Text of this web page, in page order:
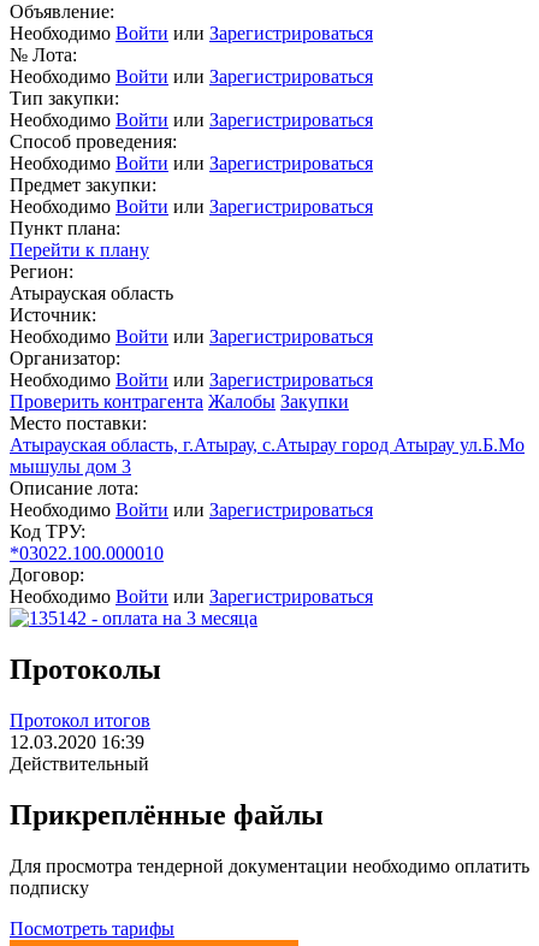
Объявление:
Необходимо Войти или Зарегистрироваться
№ Лота:
Необходимо Войти или Зарегистрироваться
Тип закупки:
Необходимо Войти или Зарегистрироваться
Способ проведения:
Необходимо Войти или Зарегистрироваться
Предмет закупки:
Необходимо Войти или Зарегистрироваться
Пункт плана:
Перейти к плану
Регион:
Атырауская область
Источник:
Необходимо Войти или Зарегистрироваться
Организатор:
Необходимо Войти или Зарегистрироваться
Проверить контрагента Жалобы Закупки
Место поставки:
Атырауская область, г.Атырау, с.Атырау город Атырау ул.Б.Мо
мышулы дом 3
Описание лота:
Необходимо Войти или Зарегистрироваться
Код ТРУ:
*03022.100.000010
Договор:
Необходимо Войти или Зарегистрироваться
Протоколы
Протокол итогов
12.03.2020 16:39
Действительный
Прикреплённые файлы
Для просмотра тендерной документации необходимо оплатить
подписку
Посмотреть тарифы